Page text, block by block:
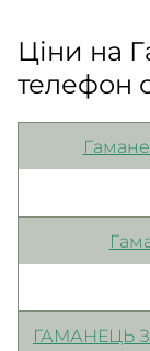
Ціни на
телефон
ГАМАНЕЦЬ З